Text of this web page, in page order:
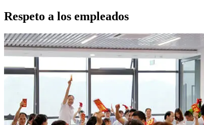
Respeto a los empleados